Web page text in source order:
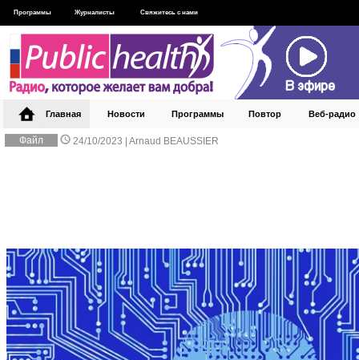
Файл 24/10/2023 | Arnaud BEAUSSIER
Программы Журналисты Свяжитесь с нами
Главная Новости Программы Повтор Веб‑радио